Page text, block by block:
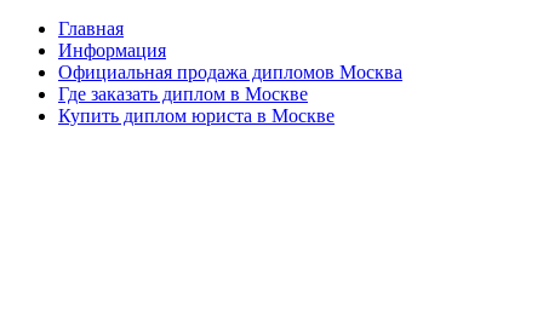
Главная
Информация
Официальная продажа дипломов Москва
Где заказать диплом в Москве
Купить диплом юриста в Москве